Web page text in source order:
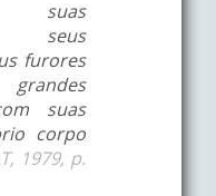
suas
seus
furores
suas
corpo
1979, p.